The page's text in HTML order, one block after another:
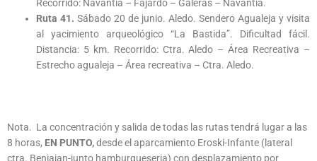
Recorrido: Navantia – Fajardo – Galeras – Navantia.
Ruta 41.Sábado 20 de junio. Aledo. Sendero Agualeja y visita
al yacimiento arqueológico “La Bastida”. Dificultad fácil.
Distancia: 5 km. Recorrido: Ctra. Aledo – Área Recreativa –
Estrecho agualeja – Área recreativa – Ctra. Aledo.
Nota. La concentración y salida de todas las rutas tendrá lugar a las
8 horas, EN PUNTO,desde el aparcamiento Eroski-Infante (lateral
ctra. Beniajan-junto hamburgueseria) con desplazamiento por